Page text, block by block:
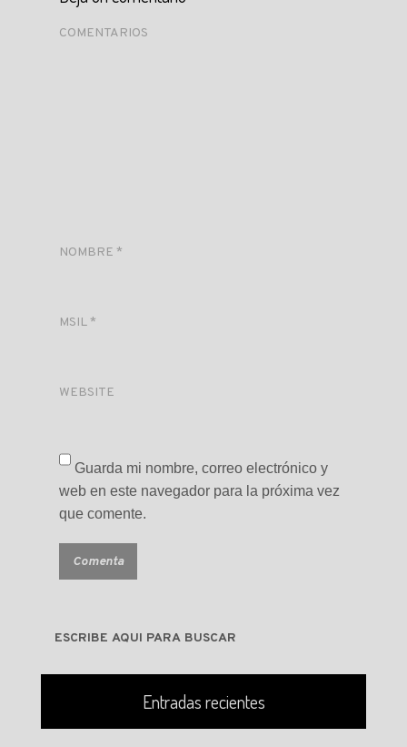
COMENTARIOS
NOMBRE *
MSIL *
WEBSITE
Guarda mi nombre, correo electrónico y
web en este navegador para la próxima vez
que comente.
Entradas recientes